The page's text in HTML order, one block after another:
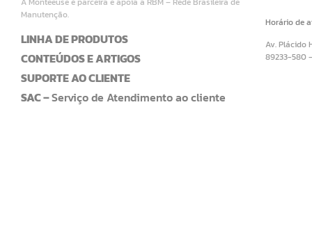
Manutenção.
LINHA DE PRODUTOS
CONTEÚDOS E ARTIGOS
SUPORTE AO CLIENTE
SAC –Serviço de Atendimento ao cliente
Horário de
Av. Plácido
89233-580